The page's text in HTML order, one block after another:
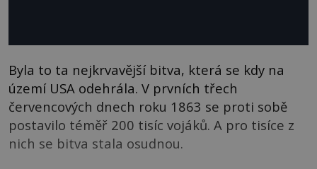
Byla to ta nejkrvavější bitva, která se kdy na
území USA odehrála. V prvních třech
červencových dnech roku 1863 se proti sobě
postavilo téměř 200 tisíc vojáků. A pro tisíce z
nich se bitva stala osudnou.